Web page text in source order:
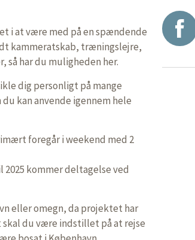
i at være med på en spændende
kammeratskab, træningslejre,
så har du muligheden her.
dig personligt på mange
kan anvende igennem hele
foregår i weekend med 2
kommer deltagelse ved
eller omegn, da projektet har
du være indstillet på at rejse